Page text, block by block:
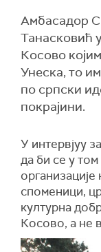
Амбасадор
Танасковић
Косово
Унеска, то
по српски
покрајини.
У интервјуу за
да би се у том
споменици,
културна
Косово, а не